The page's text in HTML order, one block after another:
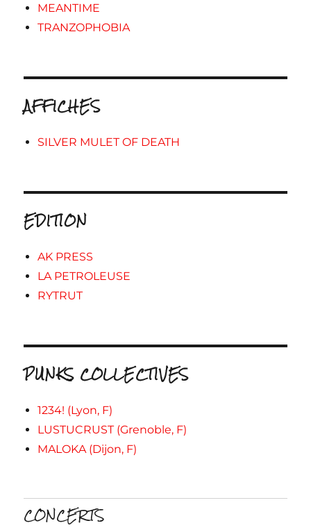
MEANTIME
TRANZOPHOBIA
AFFICHES
SILVER MULET OF DEATH
EDITION
AK PRESS
LA PETROLEUSE
RYTRUT
PUNKS COLLECTIVES
1234! (Lyon, F)
LUSTUCRUST (Grenoble, F)
MALOKA (Dijon, F)
CONCERTS